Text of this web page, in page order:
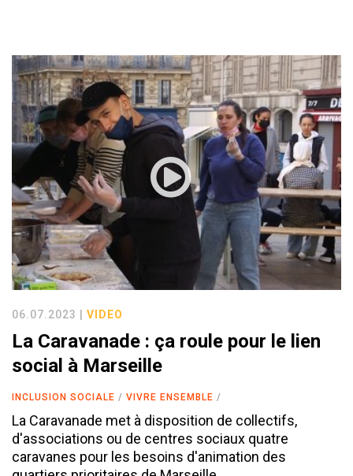
06.07.2023 | VIDEO
La Caravanade : ça roule pour le lien
social à Marseille
INCLUSION SOCIALE VIVRE ENSEMBLE
La Caravanade met à disposition de collectifs,
d'associations ou de centres sociaux quatre
caravanes pour les besoins d'animation des